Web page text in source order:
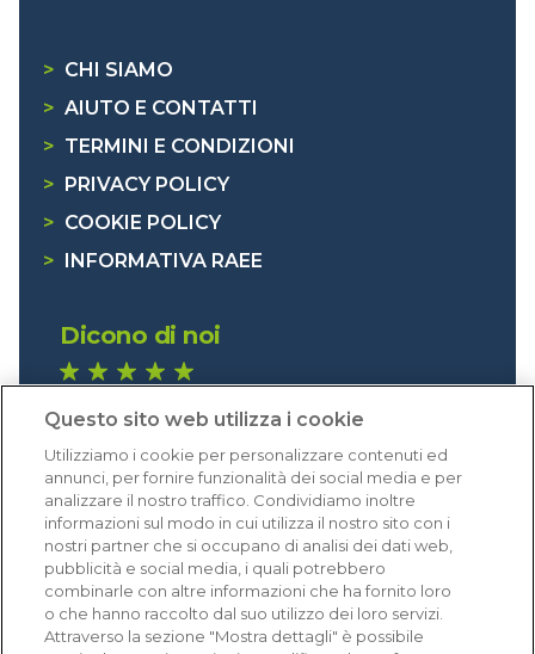
> CHI SIAMO
> AIUTO E CONTATTI
> TERMINI E CONDIZIONI
> PRIVACY POLICY
> COOKIE POLICY
> INFORMATIVA RAEE
Dicono di noi
Eccellente (4,8)
Acquisti verificati
Questo sito web utilizza i cookie
Utilizziamo i cookie per personalizzare contenuti ed
annunci, per fornire funzionalità dei social media e per
analizzare il nostro traffico. Condividiamo inoltre
informazioni sul modo in cui utilizza il nostro sito con i
nostri partner che si occupano di analisi dei dati web,
pubblicità e social media, i quali potrebbero
combinarle con altre informazioni che ha fornito loro
o che hanno raccolto dal suo utilizzo dei loro servizi.
Attraverso la sezione "Mostra dettagli" è possibile